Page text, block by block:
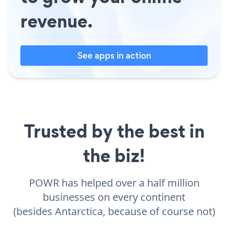
revenue.
See apps in action
Trusted by the best in
the biz!
POWR has helped over a half million
businesses on every continent
(besides Antarctica, because of course not)